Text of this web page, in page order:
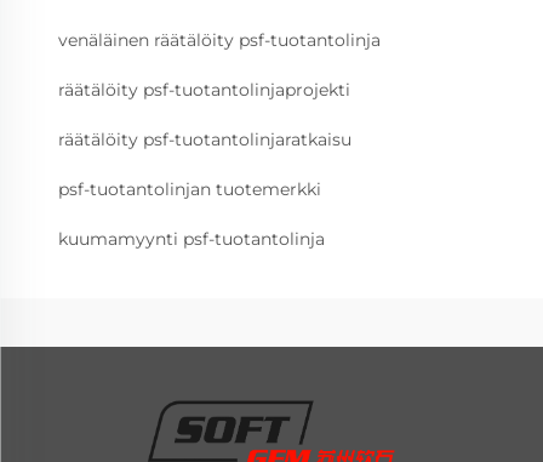
venäläinen räätälöity psf-tuotantolinja
räätälöity psf-tuotantolinjaprojekti
räätälöity psf-tuotantolinjaratkaisu
psf-tuotantolinjan tuotemerkki
kuumamyynti psf-tuotantolinja